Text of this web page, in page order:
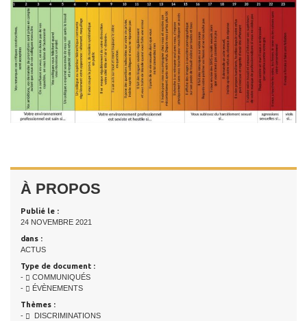
À PROPOS
Publié le :
24 NOVEMBRE 2021
dans :
ACTUS
Type de document :
-
COMMUNIQUÉS
-
ÉVÈNEMENTS
Thèmes :
-
DISCRIMINATIONS